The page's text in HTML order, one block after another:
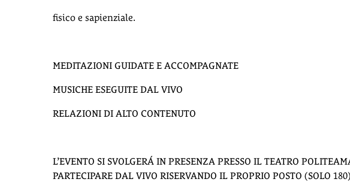
fisico e sapienziale.
MEDITAZIONI GUIDATE E ACCOMPAGNATE
MUSICHE ESEGUITE DAL VIVO
RELAZIONI DI ALTO CONTENUTO
L’EVENTO SI SVOLGERÁ IN PRESENZA PRESSO IL TEATRO
PARTECIPARE DAL VIVO RISERVANDO IL PROPRIO POSTO (SOLO